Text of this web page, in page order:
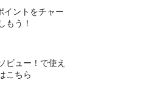
イントをチャー
もう！
ビュー！で使え
こちら